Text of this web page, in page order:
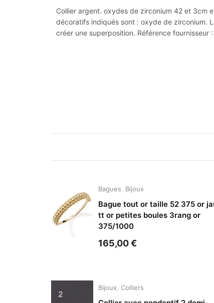
Collier argent. oxydes de zirconium 42 et 3cm
décoratifs indiqués sont : oxyde de zirconium.
créer une superposition. Référence fournisseur
Bagues Bijoux
Bague tout or taille 52 375 or
tt or petites boules 3rang or
375/1000
165,00€
Bijoux Colliers